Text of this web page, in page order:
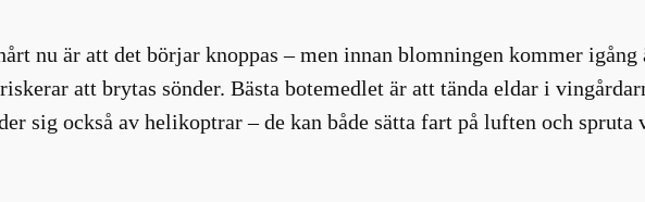
nu är att det börjar knoppas – men innan blomningen kommer igång
att brytas sönder. Bästa botemedlet är att tända eldar i
sig också av helikoptrar – de kan både sätta fart på luften och spruta